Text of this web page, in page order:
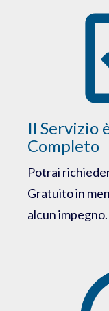
Il Servizio
Completo
Potrai
Gratuito in
alcun impegno.